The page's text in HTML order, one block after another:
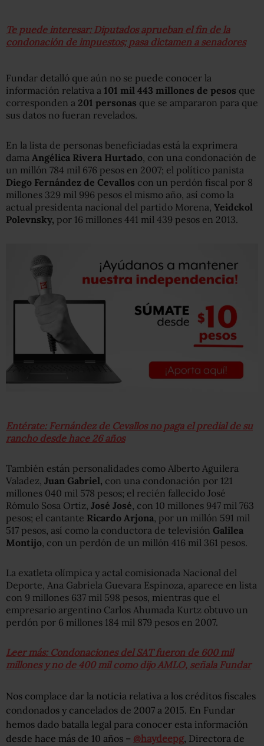
Te puede interesar: Diputados aprueban el fin de la
condonación de impuestos; pasa dictamen a senadores
Fundar detalló que aún no se puede conocer la
información relativa a 101 mil 443 millones de pesos que
corresponden a 201 personas que se ampararon para que
sus datos no fueran revelados.
En la lista de personas beneficiadas está la exprimera
dama Angélica Rivera Hurtado, con una condonación de
un millón 784 mil 676 pesos en 2007; el político panista
Diego Fernández de Cevallos con un perdón fiscal por 8
millones 329 mil 996 pesos el mismo año, así como la
actual presidenta nacional del partido Morena, Yeidckol
Polevnsky, por 16 millones 441 mil 439 pesos en 2013.
Entérate: Fernández de Cevallos no paga el predial de su
rancho desde hace 26 años
También están personalidades como Alberto Aguilera
Valadez, Juan Gabriel, con una condonación por 121
millones 040 mil 578 pesos; el recién fallecido José
Rómulo Sosa Ortiz, José José , con 10 millones 947 mil 763
pesos; el cantante Ricardo Arjona , por un millón 591 mil
517 pesos, así como la conductora de televisión Galilea
Montijo , con un perdón de un millón 416 mil 361 pesos.
La exatleta olímpica y actal comisionada Nacional del
Deporte, Ana Gabriela Guevara Espinoza, aparece en lista
con 9 millones 637 mil 598 pesos, mientras que el
empresario argentino Carlos Ahumada Kurtz obtuvo un
perdón por 6 millones 184 mil 879 pesos en 2007.
Leer más: Condonaciones del SAT fueron de 600 mil
millones y no de 400 mil como dijo AMLO, señala Fundar
Nos complace dar la noticia relativa a los créditos fiscales
condonados y cancelados de 2007 a 2015. En Fundar
hemos dado batalla legal para conocer esta información
desde hace más de 10 años – @haydeepg, Directora de